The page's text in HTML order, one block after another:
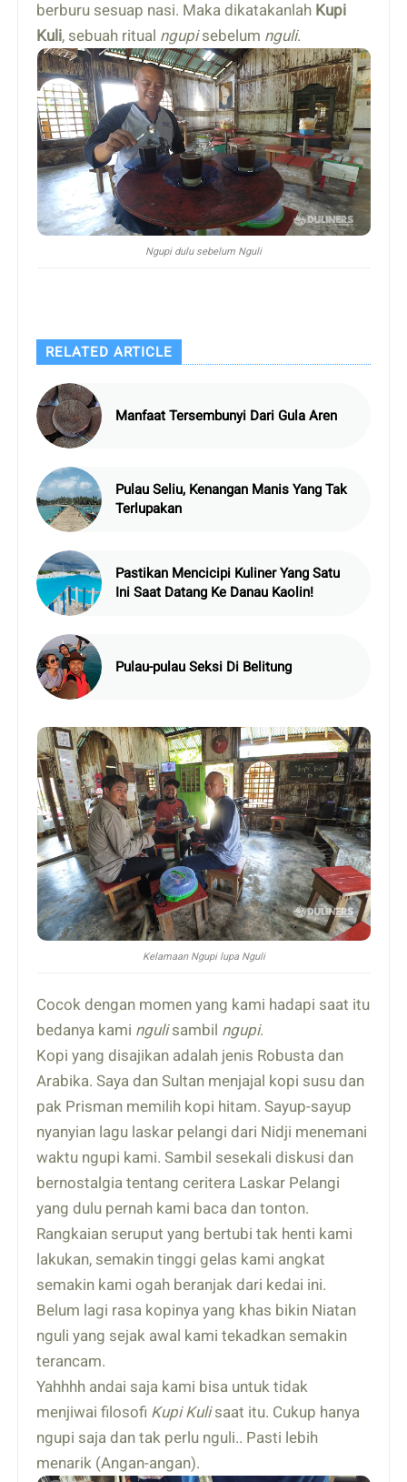
berburu sesuap nasi. Maka dikatakanlah Kupi
Kuli, sebuah ritual ngupisebelum nguli.
Ngupi dulu sebelum Nguli
RELATED ARTICLE
Manfaat Tersembunyi Dari Gula Aren
Pulau Seliu, Kenangan Manis Yang Tak
Terlupakan
Pastikan Mencicipi Kuliner Yang Satu
Ini Saat Datang Ke Danau Kaolin!
Pulau-pulau Seksi Di Belitung
Kelamaan Ngupi lupa Nguli
Cocok dengan momen yang kami hadapi saat itu
bedanya kami ngulisambil ngupi.
Kopi yang disajikan adalah jenis Robusta dan
Arabika. Saya dan Sultan menjajal kopi susu dan
pak Prisman memilih kopi hitam. Sayup-sayup
nyanyian lagu laskar pelangi dari Nidji menemani
waktu ngupi kami. Sambil sesekali diskusi dan
bernostalgia tentang ceritera Laskar Pelangi
yang dulu pernah kami baca dan tonton.
Rangkaian seruput yang bertubi tak henti kami
lakukan, semakin tinggi gelas kami angkat
semakin kami ogah beranjak dari kedai ini.
Belum lagi rasa kopinya yang khas bikin Niatan
nguli yang sejak awal kami tekadkan semakin
terancam.
Yahhhh andai saja kami bisa untuk tidak
menjiwai filosofi Kupi Kulisaat itu. Cukup hanya
ngupi saja dan tak perlu nguli.. Pasti lebih
menarik (Angan-angan).